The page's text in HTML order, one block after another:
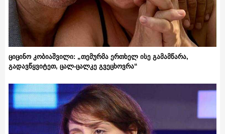
ციცინო კობიაშვილი: „თემურმა ერთხელ ისე გამამწარა,
გადავწყვიტეთ, ცალ-ცალკე გვეცხოვრა“